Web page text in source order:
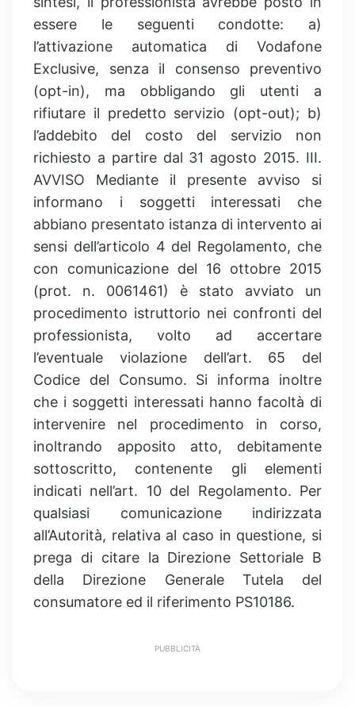
essere le seguenti condotte: a)
l’attivazione automatica di Vodafone
Exclusive, senza il consenso preventivo
(opt-in), ma obbligando gli utenti a
rifiutare il predetto servizio (opt-out); b)
l’addebito del costo del servizio non
richiesto a partire dal 31 agosto 2015. III.
AVVISO Mediante il presente avviso si
informano i soggetti interessati che
abbiano presentato istanza di intervento ai
sensi dell’articolo 4 del Regolamento, che
con comunicazione del 16 ottobre 2015
(prot. n. 0061461) è stato avviato un
procedimento istruttorio nei confronti del
professionista, volto ad accertare
l’eventuale violazione dell’art. 65 del
Codice del Consumo. Si informa inoltre
che i soggetti interessati hanno facoltà di
intervenire nel procedimento in corso,
inoltrando apposito atto, debitamente
sottoscritto, contenente gli elementi
indicati nell’art. 10 del Regolamento. Per
qualsiasi comunicazione indirizzata
all’Autorità, relativa al caso in questione, si
prega di citare la Direzione Settoriale B
della Direzione Generale Tutela del
consumatore ed il riferimento PS10186.
PUBBLICITÀ